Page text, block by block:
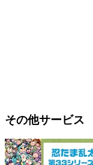
その他サービス